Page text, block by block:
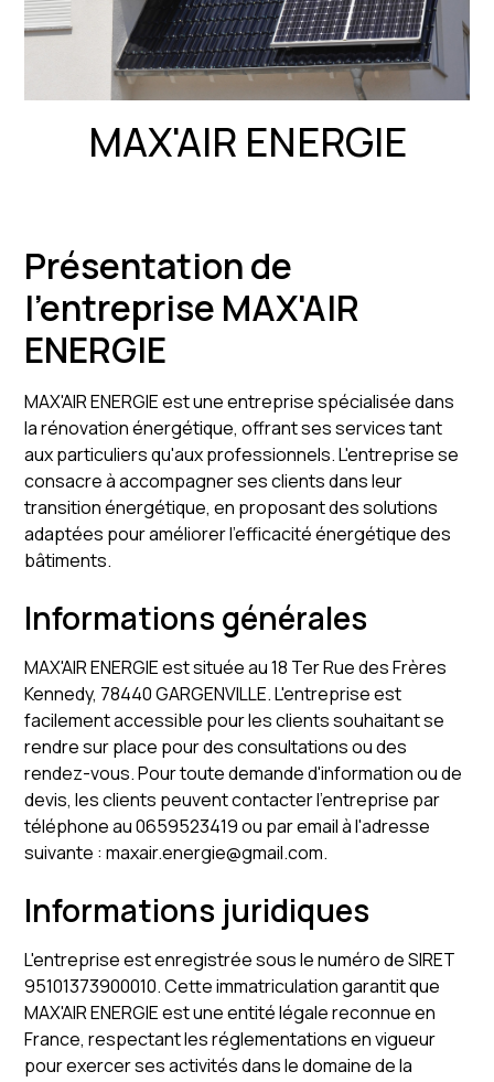
MAX'AIR ENERGIE
Présentation de
l'entreprise MAX'AIR
ENERGIE
MAX'AIR ENERGIE est une entreprise spécialisée dans
la rénovation énergétique, offrant ses services tant
aux particuliers qu'aux professionnels. L'entreprise se
consacre à accompagner ses clients dans leur
transition énergétique, en proposant des solutions
adaptées pour améliorer l'efficacité énergétique des
bâtiments.
Informations générales
MAX'AIR ENERGIE est située au 18 Ter Rue des Frères
Kennedy, 78440 GARGENVILLE. L'entreprise est
facilement accessible pour les clients souhaitant se
rendre sur place pour des consultations ou des
rendez-vous. Pour toute demande d'information ou de
devis, les clients peuvent contacter l'entreprise par
téléphone au 0659523419 ou par email à l'adresse
suivante : maxair.energie@gmail.com.
Informations juridiques
L'entreprise est enregistrée sous le numéro de SIRET
95101373900010. Cette immatriculation garantit que
MAX'AIR ENERGIE est une entité légale reconnue en
France, respectant les réglementations en vigueur
pour exercer ses activités dans le domaine de la